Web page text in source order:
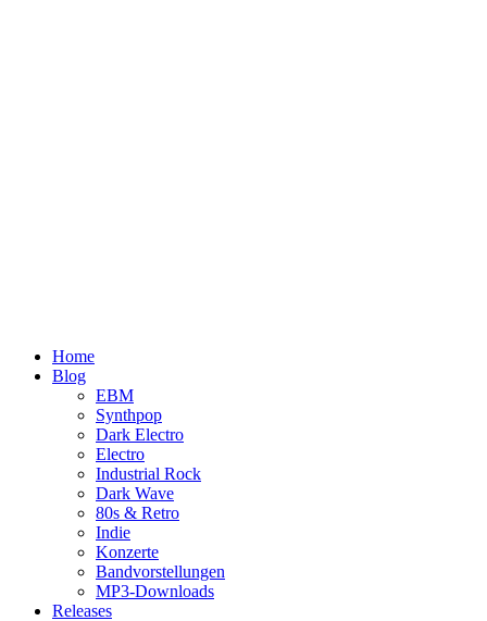
Home
Blog
EBM
Synthpop
Dark Electro
Electro
Industrial Rock
Dark Wave
80s & Retro
Indie
Konzerte
Bandvorstellungen
MP3-Downloads
Releases